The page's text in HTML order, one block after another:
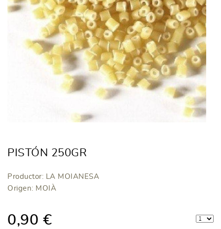
PISTÓN 250GR
Productor: LA MOIANESA
Origen: MOIÀ
0,90 €